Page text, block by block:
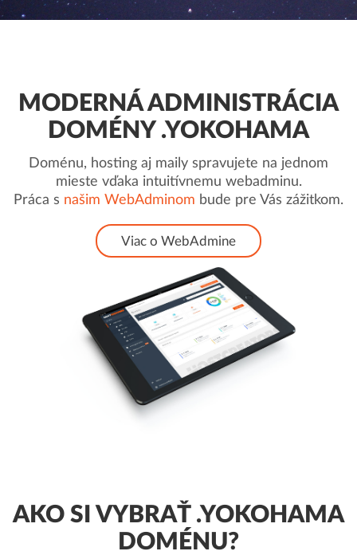
MODERNÁ ADMINISTRÁCIA
DOMÉNY .YOKOHAMA
Doménu, hosting aj maily spravujete na jednom
mieste vďaka intuitívnemu webadminu.
Práca s našim WebAdminom bude pre Vás zážitkom.
Viac o WebAdmine
AKO SI VYBRAŤ .YOKOHAMA
DOMÉNU?